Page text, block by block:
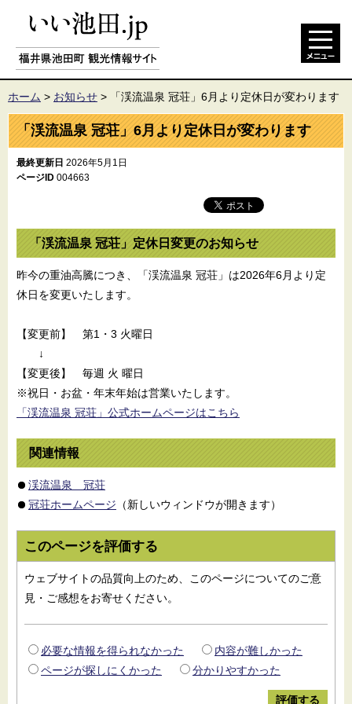
ホーム > お知らせ > 「渓流温泉 冠荘」6月より定休日が変わります
「渓流温泉 冠荘」6月より定休日が変わります
最終更新日 2026年5月1日
ページID 004663
「渓流温泉 冠荘」定休日変更のお知らせ
昨今の重油高騰につき、「渓流温泉 冠荘」は2026年6月より定
休日を変更いたします。
【変更前】 第1・3 火曜日
↓
【変更後】 毎週 火 曜日
※祝日・お盆・年末年始は営業いたします。
「渓流温泉 冠荘」公式ホームページはこちら
関連情報
渓流温泉 冠荘
冠荘ホームページ （新しいウィンドウが開きます）
このページを評価する
ウェブサイトの品質向上のため、このページについてのご意
見・ご感想をお寄せください。
必要な情報を得られなかった
内容が難しかった
ページが探しにくかった
分かりやすかった